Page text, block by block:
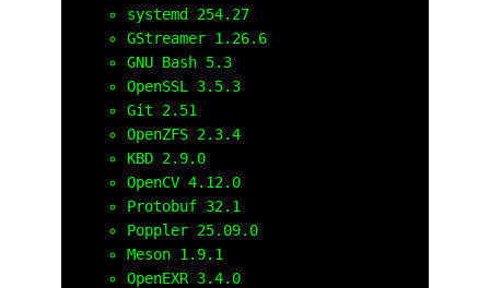
systemd 254.27
GStreamer 1.26.6
GNU Bash 5.3
OpenSSL 3.5.3
Git 2.51
OpenZFS 2.3.4
KBD 2.9.0
OpenCV 4.12.0
Protobuf 32.1
Poppler 25.09.0
Meson 1.9.1
OpenEXR 3.4.0